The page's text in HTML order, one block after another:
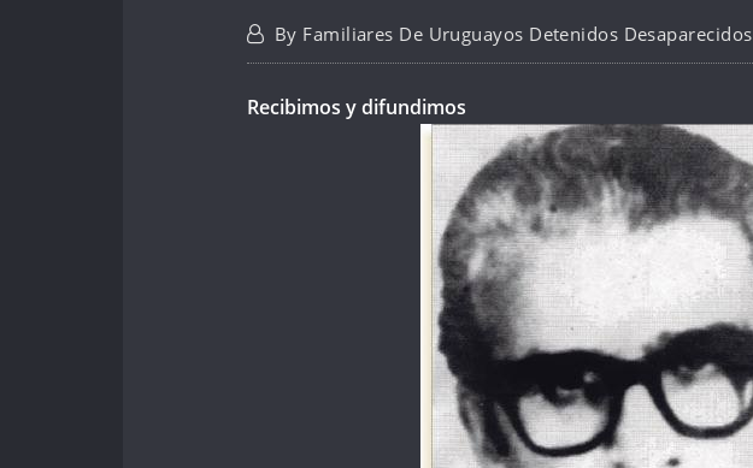
By Familiares De Uruguayos Detenidos Desaparecidos
Recibimos y difundimos